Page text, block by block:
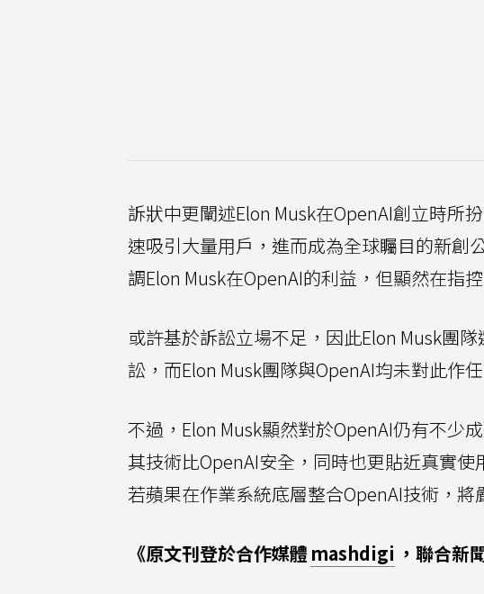
訴狀中更闡述Elon Musk在OpenAI創立時所
速吸引大量用戶，進而成為全球矚目的新創
調Elon Musk在OpenAI的利益，但顯然在指
或許基於訴訟立場不足，因此Elon Musk團
訟，而Elon Musk團隊與OpenAI均未對此作
不過，Elon Musk顯然對於OpenAI仍有不少
其技術比OpenAI安全，同時也更貼近真實
若蘋果在作業系統底層整合OpenAI技術，將
《原文刊登於合作媒體 mashdigi ，聯合新